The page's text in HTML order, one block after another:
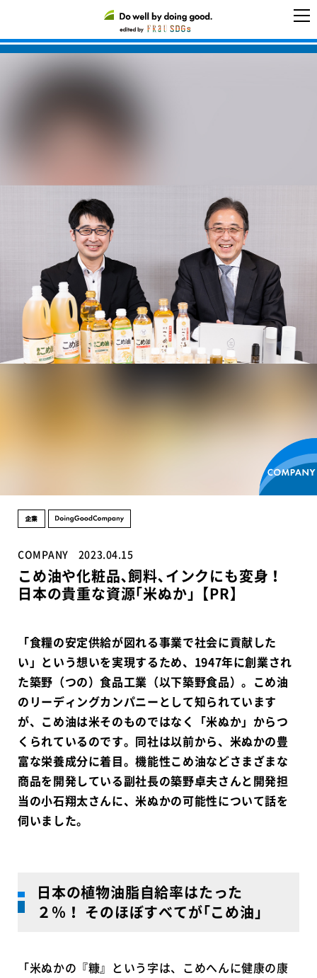
COMPANY 2023.04.15
こめ油や化粧品､飼料､インクにも変身！
日本の貴重な資源｢米ぬか｣【PR】
「食糧の安定供給が図れる事業で社会に貢献した
い」という想いを実現するため、1947年に創業され
た築野（つの）食品工業（以下築野食品）。こめ油
のリーディングカンパニーとして知られています
が、こめ油は米そのものではなく「米ぬか」からつ
くられているのです。同社は以前から、米ぬかの豊
富な栄養成分に着目。機能性こめ油などさまざまな
商品を開発している副社長の築野卓夫さんと開発担
当の小石翔太さんに、米ぬかの可能性について話を
伺いました。
日本の植物油脂自給率はたった
２％！ そのほぼすべてが｢こめ油｣
「米ぬかの『糠』という字は、こめへんに健康の康